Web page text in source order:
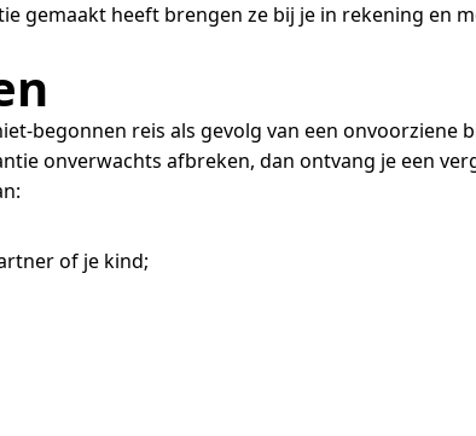
gemaakt heeft brengen ze bij je in rekening en
begonnen reis als gevolg van een onvoorziene
onverwachts afbreken, dan ontvang je een
of je kind;